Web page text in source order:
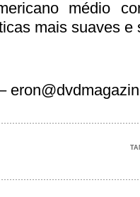
médio
mais suaves e